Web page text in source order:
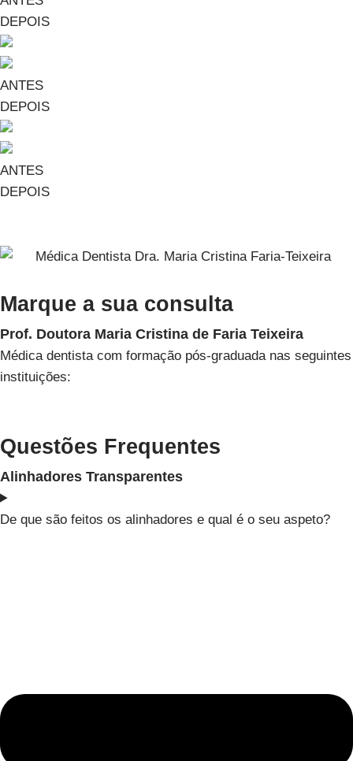
DEPOIS
ANTES
DEPOIS
ANTES
DEPOIS
Marque a sua consulta
Prof. Doutora Maria Cristina de Faria Teixeira
Médica dentista com formação pós-graduada nas seguintes
instituições:
Questões Frequentes
Alinhadores Transparentes
De que são feitos os alinhadores e qual é o seu aspeto?